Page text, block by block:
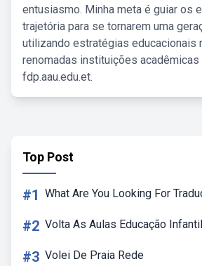
entusiasmo. Minha meta é guiar os
trajetória para se tornarem uma
utilizando estratégias educacionais
renomadas instituições
fdp.aau.edu.et.
Top Post
#1 What Are You Looking For
#2 Volta As Aulas Educação
#3 Volei De Praia Rede